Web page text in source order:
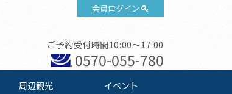
会員ログイン
ご予約受付時間10:00～17:00
0570-055-780
周辺観光 イベント